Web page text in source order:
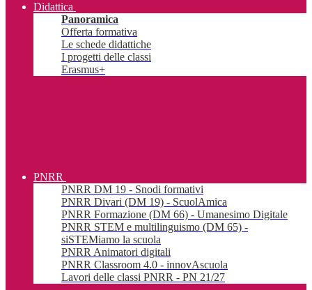
Didattica
Panoramica
Offerta formativa
Le schede didattiche
I progetti delle classi
Erasmus+
PNRR
PNRR DM 19 - Snodi formativi
PNRR Divari (DM 19) - ScuolAmica
PNRR Formazione (DM 66) - Umanesimo Digitale
PNRR STEM e multilinguismo (DM 65) -
siSTEMiamo la scuola
PNRR Animatori digitali
PNRR Classroom 4.0 - innovAscuola
Lavori delle classi PNRR - PN 21/27